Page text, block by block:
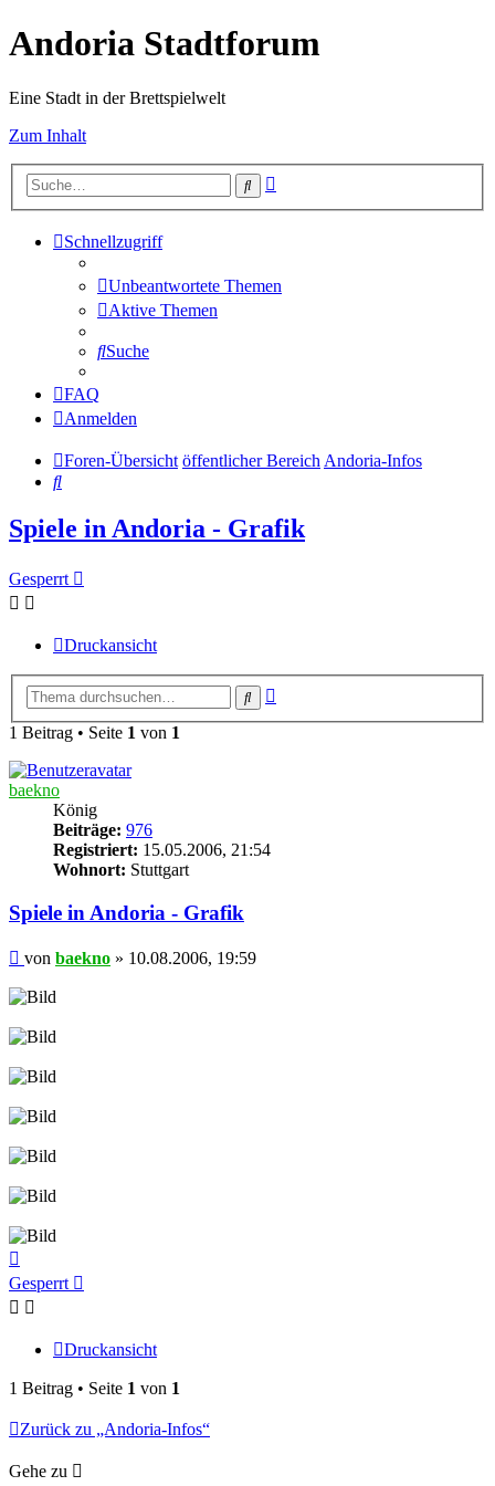
Andoria Stadtforum
Eine Stadt in der Brettspielwelt
Zum Inhalt
Suche
Schnellzugriff
Unbeantwortete Themen
Aktive Themen
Suche
FAQ
Anmelden
Foren-Übersicht öffentlicher BereichAndoria-Infos
Suche
Spiele in Andoria - Grafik
Gesperrt
Druckansicht
Suche
1 Beitrag • Seite 1 von 1
baekno
König
Beiträge: 976
Registriert: 15.05.2006, 21:54
Wohnort: Stuttgart
Spiele in Andoria - Grafik
Beitrag
von baekno » 10.08.2006, 19:59
oben
Gesperrt
Druckansicht
1 Beitrag • Seite 1 von 1
Zurück zu „Andoria-Infos“
Gehe zu